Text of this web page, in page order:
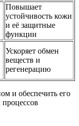
Повышает
устойчивость кожи
и её защитные
функции
Ускоряет обмен
веществ и
регенерацию
и обеспечить его